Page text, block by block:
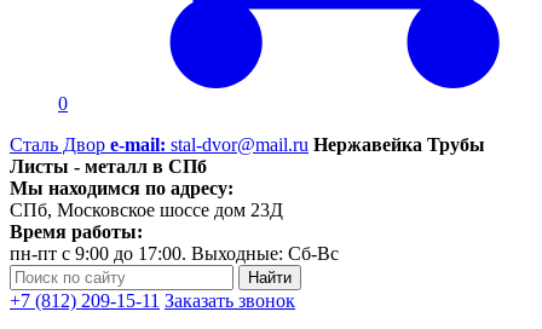
0
Сталь Двор e-mail: stal-dvor@mail.ru Нержавейка Трубы
Листы - металл в СПб
Мы находимся по адресу:
СПб, Московское шоссе дом 23Д
Время работы:
пн-пт с 9:00 до 17:00. Выходные: Сб-Вс
+7 (812) 209-15-11 Заказать звонок